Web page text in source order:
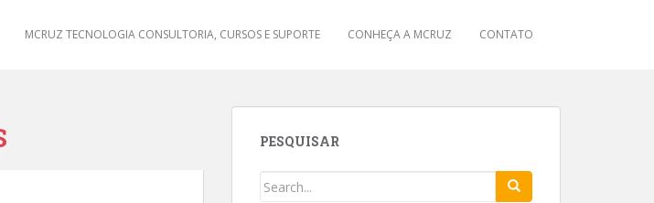
MCRUZ TECNOLOGIA CONSULTORIA, CURSOS E SUPORTE CONHEÇA A MCRUZ CONTATO
PESQUISAR